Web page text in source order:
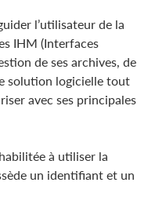
l’utilisateur de la
IHM (Interfaces
de ses archives, de
solution logicielle tout
avec ses principales
à utiliser la
un identifiant et un